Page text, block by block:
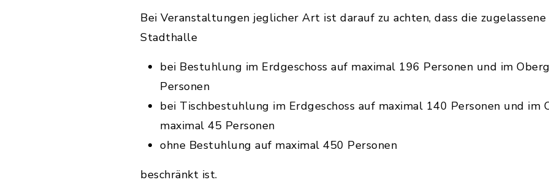
Bei Veranstaltungen jeglicher Art ist darauf zu achten, dass die
Stadthalle
bei Bestuhlung im Erdgeschoss auf maximal 196 Personen und im
Personen
bei Tischbestuhlung im Erdgeschoss auf maximal 140 Personen und im
maximal 45 Personen
ohne Bestuhlung auf maximal 450 Personen
beschränkt ist.